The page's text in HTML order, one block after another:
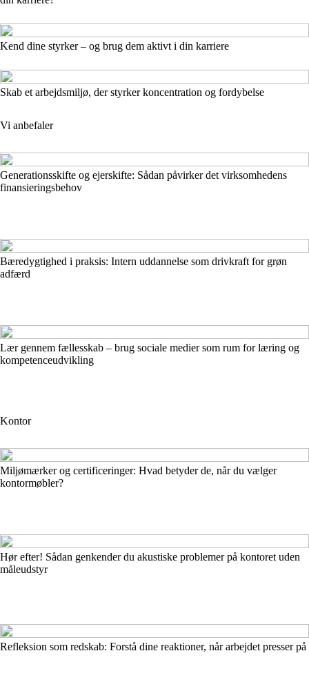
Kend dine styrker – og brug dem aktivt i din karriere
Skab et arbejdsmiljø, der styrker koncentration og fordybelse
Vi anbefaler
Generationsskifte og ejerskifte: Sådan påvirker det virksomhedens
finansieringsbehov
Bæredygtighed i praksis: Intern uddannelse som drivkraft for grøn
adfærd
Lær gennem fællesskab – brug sociale medier som rum for læring og
kompetenceudvikling
Kontor
Miljømærker og certificeringer: Hvad betyder de, når du vælger
kontormøbler?
Hør efter! Sådan genkender du akustiske problemer på kontoret uden
måleudstyr
Refleksion som redskab: Forstå dine reaktioner, når arbejdet presser på